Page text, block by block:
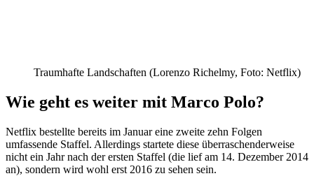
Traumhafte Landschaften (Lorenzo Richelmy, Foto: Netflix)
Wie geht es weiter mit Marco Polo?
Netflix bestellte bereits im Januar eine zweite zehn Folgen
umfassende Staffel. Allerdings startete diese überraschenderweise
nicht ein Jahr nach der ersten Staffel (die lief am 14. Dezember 2014
an), sondern wird wohl erst 2016 zu sehen sein.